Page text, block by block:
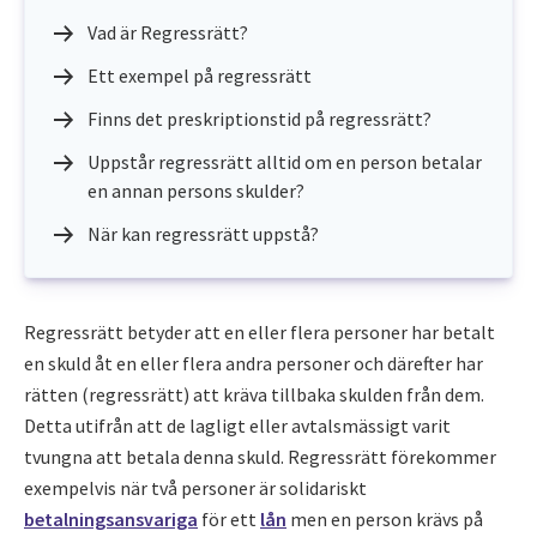
Vad är Regressrätt?
Ett exempel på regressrätt
Finns det preskriptionstid på regressrätt?
Uppstår regressrätt alltid om en person betalar
en annan persons skulder?
När kan regressrätt uppstå?
Regressrätt betyder att en eller flera personer har betalt
en skuld åt en eller flera andra personer och därefter har
rätten (regressrätt) att kräva tillbaka skulden från dem.
Detta utifrån att de lagligt eller avtalsmässigt varit
tvungna att betala denna skuld. Regressrätt förekommer
exempelvis när två personer är solidariskt
betalningsansvariga för ett lån men en person krävs på